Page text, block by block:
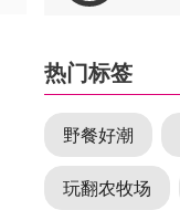
热门标签
野餐好潮
玩翻农牧场